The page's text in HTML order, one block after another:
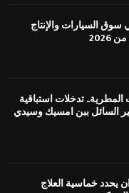
سوق السيارات والإنتاج
تدخلات استباقية
السائل ببن امسيك وسيدي
يحدد خماسية العلاج